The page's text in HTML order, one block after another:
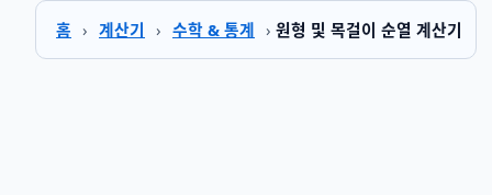
홈 › 계산기 › 수학 & 통계 › 원형 및 목걸이 순열 계산기